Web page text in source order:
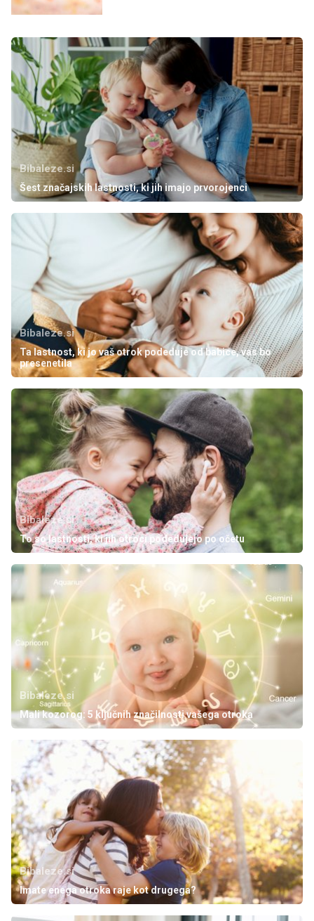
Bibaleze.si
Šest značajskih lastnosti, ki jih imajo prvorojenci
Bibaleze.si
Ta lastnost, ki jo vaš otrok podeduje od babice, vas bo
presenetila
Bibaleze.si
To so lastnosti, ki jih otroci podedujejo po očetu
Bibaleze.si
Mali kozorog: 5 ključnih značilnosti vašega otroka
Bibaleze.si
Imate enega otroka raje kot drugega?